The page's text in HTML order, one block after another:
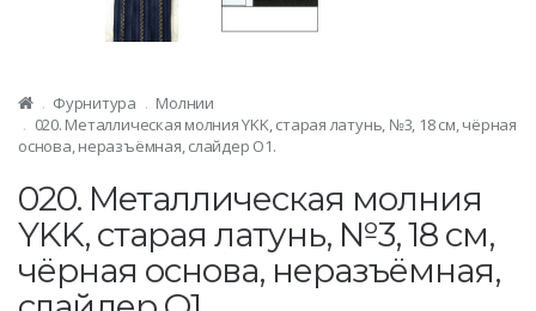
Фурнитура
Молнии
020. Металлическая молния YKK, старая латунь, №3, 18 см, чёрная
основа, неразъёмная, слайдер O1.
020. Металлическая молния
YKK, старая латунь, №3, 18 см,
чёрная основа, неразъёмная,